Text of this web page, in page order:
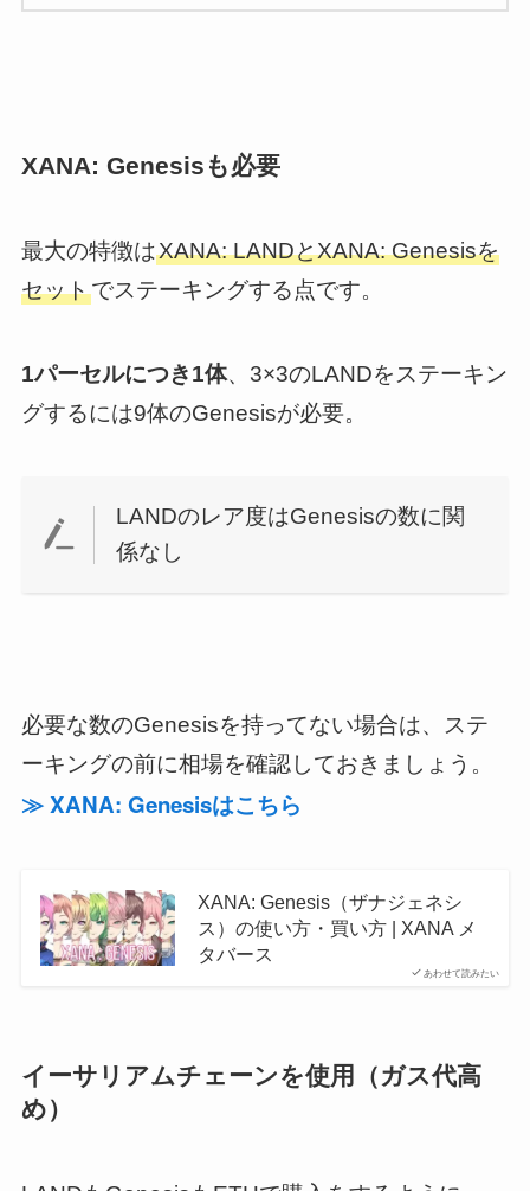
XANA: Genesisも必要
最大の特徴はXANA: LANDとXANA: Genesisを
セットでステーキングする点です。
1パーセルにつき1体、3×3のLANDをステーキン
グするには9体のGenesisが必要。
LANDのレア度はGenesisの数に関
係なし
必要な数のGenesisを持ってない場合は、ステ
ーキングの前に相場を確認しておきましょう。
≫ XANA: Genesisはこちら
あわせて読みたい
XANA: Genesis（ザナジェネシ
ス）の使い方・買い方 | XANA メ
タバース
イーサリアムチェーンを使用（ガス代高
め）